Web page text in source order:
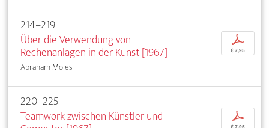
214–219
Über die Verwendung von
Rechenanlagen in der Kunst [1967]
Abraham Moles
p
€ 7,95
220–225
Teamwork zwischen Künstler und
p